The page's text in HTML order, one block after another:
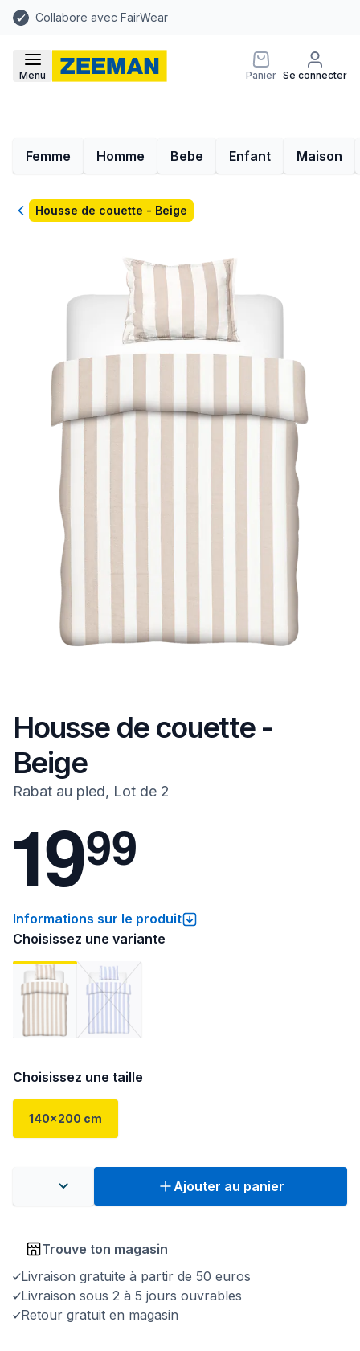
Collabore avec FairWear
Menu Panier Se connecter
Femme Homme Bebe Enfant Maison
RetourHousse de couette - Beige
Housse de couette -
Beige
Rabat au pied, Lot de 2
1999
Informations sur le produit
Choisissez une variante
Choisissez une taille
140x200 cm
Ajouter au panier
Trouve ton magasin
Livraison gratuite à partir de 50 euros
Livraison sous 2 à 5 jours ouvrables
Retour gratuit en magasin